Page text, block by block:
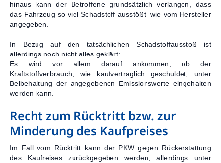
hinaus kann der Betroffene grundsätzlich verlangen, dass
das Fahrzeug so viel Schadstoff ausstößt, wie vom Hersteller
angegeben.
In Bezug auf den tatsächlichen Schadstoffausstoß ist
allerdings noch nicht alles geklärt:
Es wird vor allem darauf ankommen, ob der
Kraftstoffverbrauch, wie kaufvertraglich geschuldet, unter
Beibehaltung der angegebenen Emissionswerte eingehalten
werden kann.
Recht zum Rücktritt bzw. zur
Minderung des Kaufpreises
Im Fall vom Rücktritt kann der PKW gegen Rückerstattung
des Kaufreises zurückgegeben werden, allerdings unter